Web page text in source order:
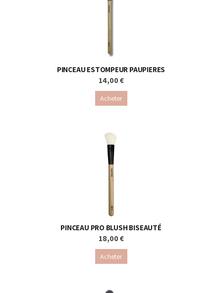
PINCEAU ESTOMPEUR PAUPIERES
14,00 €
Acheter
PINCEAU PRO BLUSH BISEAUTÉ
18,00 €
Acheter